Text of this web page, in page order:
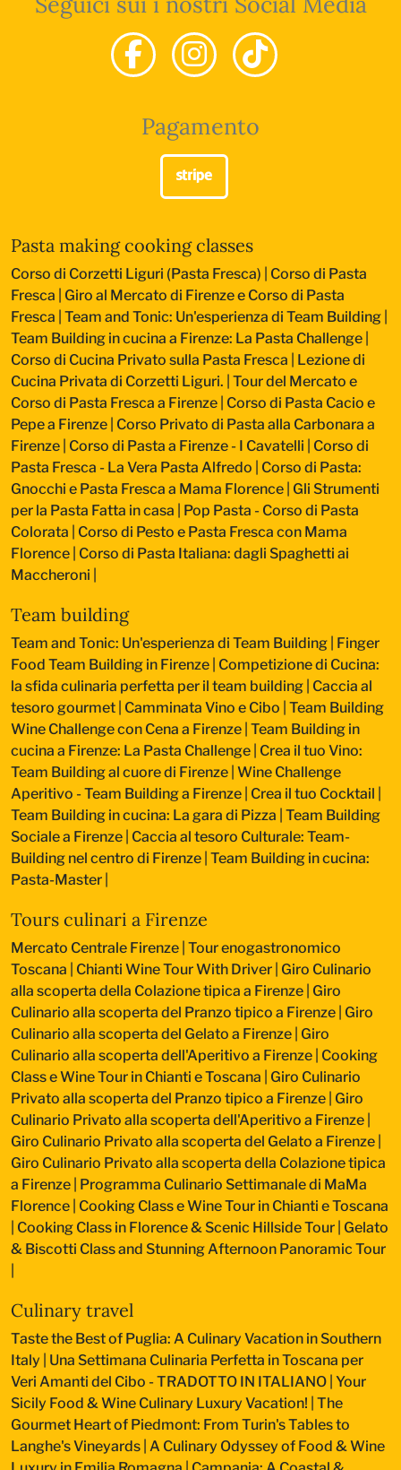
Pagamento
Pasta making cooking classes
Corso di Corzetti Liguri (Pasta Fresca)
Corso di Pasta
Fresca
Giro al Mercato di Firenze e Corso di Pasta
Fresca Team and Tonic: Un'esperienza di Team Building
Team Building in cucina a Firenze: La Pasta Challenge
Corso di Cucina Privato sulla Pasta Fresca
Lezione di
Cucina Privata di Corzetti Liguri. Tour del Mercato e
Corso di Pasta Fresca a Firenze Corso di Pasta Cacio e
Pepe a Firenze Corso Privato di Pasta alla Carbonara a
Firenze Corso di Pasta a Firenze - I Cavatelli
Corso di
Pasta Fresca - La Vera Pasta Alfredo
Corso di Pasta:
Gnocchi e Pasta Fresca a Mama Florence Gli Strumenti
per la Pasta Fatta in casa
Pop Pasta - Corso di Pasta
Colorata
Corso di Pesto e Pasta Fresca con Mama
Florence Corso di Pasta Italiana: dagli Spaghetti ai
Maccheroni
Team building
Team and Tonic: Un'esperienza di Team Building Finger
Food Team Building in Firenze Competizione di Cucina:
la sfida culinaria perfetta per il team building Caccia al
tesoro gourmet Camminata Vino e Cibo Team Building
Wine Challenge con Cena a Firenze Team Building in
cucina a Firenze: La Pasta Challenge Crea il tuo Vino:
Team Building al cuore di Firenze Wine Challenge
Aperitivo - Team Building a Firenze Crea il tuo Cocktail
Team Building in cucina: La gara di Pizza Team Building
Sociale a Firenze Caccia al tesoro Culturale: Team-
Building nel centro di Firenze Team Building in cucina:
Pasta-Master
Tours culinari a Firenze
Mercato Centrale Firenze | Tour enogastronomico
Toscana
Chianti Wine Tour With Driver Giro Culinario
alla scoperta della Colazione tipica a Firenze Giro
Culinario alla scoperta del Pranzo tipico a Firenze Giro
Culinario alla scoperta del Gelato a Firenze Giro
Culinario alla scoperta dell'Aperitivo a Firenze Cooking
Class e Wine Tour in Chianti e Toscana
Giro Culinario
Privato alla scoperta del Pranzo tipico a Firenze Giro
Culinario Privato alla scoperta dell'Aperitivo a Firenze
Giro Culinario Privato alla scoperta del Gelato a Firenze
Giro Culinario Privato alla scoperta della Colazione tipica
a Firenze Programma Culinario Settimanale di MaMa
Florence Cooking Class e Wine Tour in Chianti e Toscana
Cooking Class in Florence & Scenic Hillside Tour Gelato
& Biscotti Class and Stunning Afternoon Panoramic Tour
Culinary travel
Taste the Best of Puglia: A Culinary Vacation in Southern
Italy
Una Settimana Culinaria Perfetta in Toscana per
Veri Amanti del Cibo - TRADOTTO IN ITALIANO Your
Sicily Food & Wine Culinary Luxury Vacation! The
Gourmet Heart of Piedmont: From Turin's Tables to
Langhe's Vineyards A Culinary Odyssey of Food & Wine